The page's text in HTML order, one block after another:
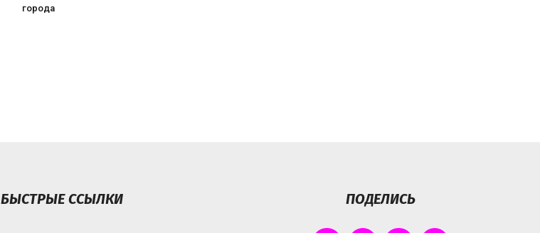
города
БЫСТРЫЕ ССЫЛКИ ПОДЕЛИСЬ